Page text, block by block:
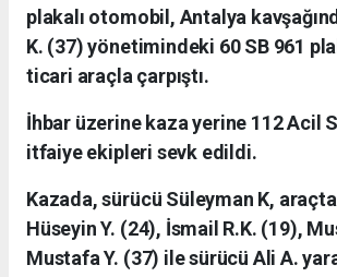
plakalı otomobil, Antalya
K. (37) yönetimindeki 60 SB 961
ticari araçla çarpıştı.
İhbar üzerine kaza yerine 112 Acil
itfaiye ekipleri sevk edildi.
Kazada, sürücü Süleyman K,
Hüseyin Y. (24), İsmail R.K. (19),
Mustafa Y. (37) ile sürücü Ali A.